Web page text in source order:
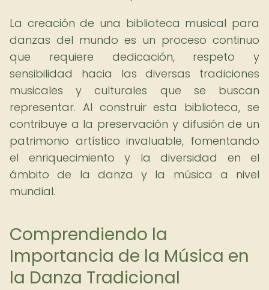
La creación de una biblioteca musical para
danzas del mundo es un proceso continuo
que requiere dedicación, respeto y
sensibilidad hacia las diversas tradiciones
musicales y culturales que se buscan
representar. Al construir esta biblioteca, se
contribuye a la preservación y difusión de un
patrimonio artístico invaluable, fomentando
el enriquecimiento y la diversidad en el
ámbito de la danza y la música a nivel
mundial.
Comprendiendo la
Importancia de la Música en
la Danza Tradicional